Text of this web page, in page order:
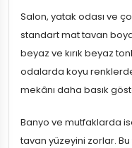
Salon, yatak odası ve
standart mat tavan
beyaz ve kırık beyaz
odalarda koyu
mekânı daha basık
Banyo ve mutfaklarda
tavan yüzeyini zorlar.